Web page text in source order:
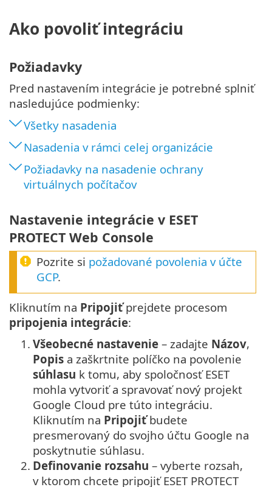
Ako povoliť integráciu
Požiadavky
Pred nastavením integrácie je potrebné splniť
nasledujúce podmienky:
Všetky nasadenia
Nasadenia v rámci celej organizácie
Požiadavky na nasadenie ochrany
virtuálnych počítačov
Nastavenie integrácie v ESET
PROTECT Web Console
Pozrite si požadované povolenia v účte
GCP.
Kliknutím na Pripojiťprejdete procesom
pripojenia integrácie:
1. Všeobecné nastavenie – zadajte Názov,
Popis a zaškrtnite políčko na povolenie
súhlasu k tomu, aby spoločnosť ESET
mohla vytvoriť a spravovať nový projekt
Google Cloud pre túto integráciu.
Kliknutím na Pripojiťbudete
presmerovaný do svojho účtu Google na
poskytnutie súhlasu.
2. Definovanie rozsahu – vyberte rozsah,
v ktorom chcete pripojiť ESET PROTECT